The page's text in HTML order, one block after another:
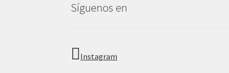
Síguenos en
Instagram